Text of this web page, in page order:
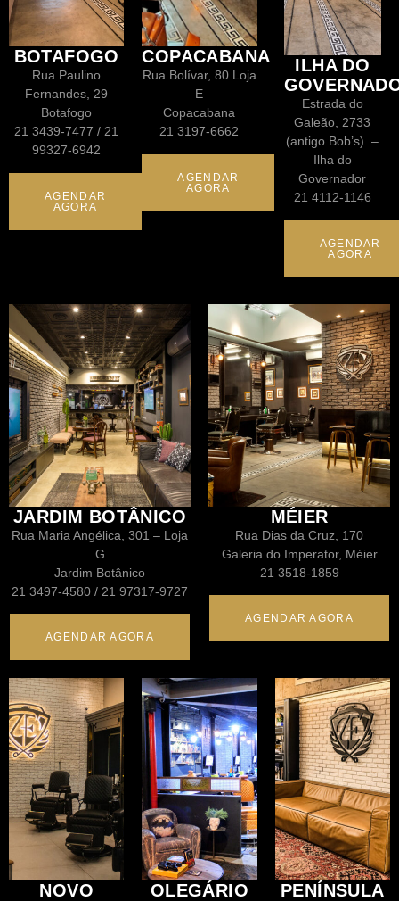
BOTAFOGO
Rua Paulino
Fernandes, 29
Botafogo
21 3439-7477 / 21
99327-6942
AGENDAR
AGORA
COPACABANA
Rua Bolívar, 80 Loja
E
Copacabana
21 3197-6662
AGENDAR
AGORA
ILHA DO
Estrada do
Galeão, 2733
(antigo Bob’s). –
Ilha do
Governador
21 4112-1146
AGENDAR
AGORA
JARDIM BOTÂNICO
Rua Maria Angélica, 301 – Loja
G
Jardim Botânico
21 3497-4580 / 21 97317-9727
AGENDAR AGORA
MÉIER
Rua Dias da Cruz, 170
Galeria do Imperator, Méier
21 3518-1859
AGENDAR AGORA
NOVO
OLEGÁRIO
PENÍNSULA